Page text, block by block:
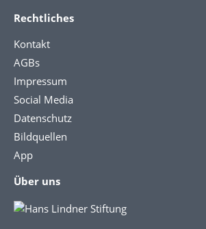
Rechtliches
Kontakt
AGBs
Impressum
Social Media
Datenschutz
Bildquellen
App
Über uns